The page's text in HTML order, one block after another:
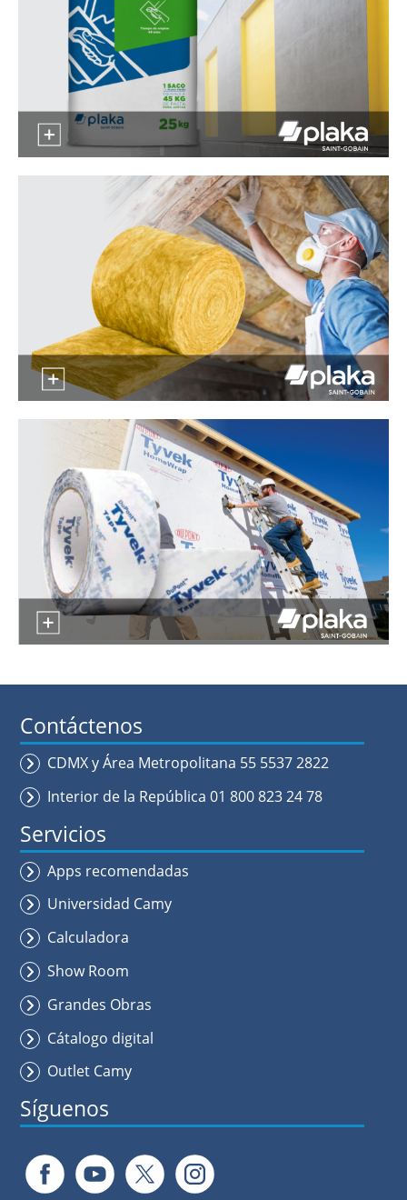
Contáctenos
CDMX y Área Metropolitana 55 5537 2822
Interior de la República 01 800 823 24 78
Servicios
Apps recomendadas
Universidad Camy
Calculadora
Show Room
Grandes Obras
Cátalogo digital
Outlet Camy
Síguenos